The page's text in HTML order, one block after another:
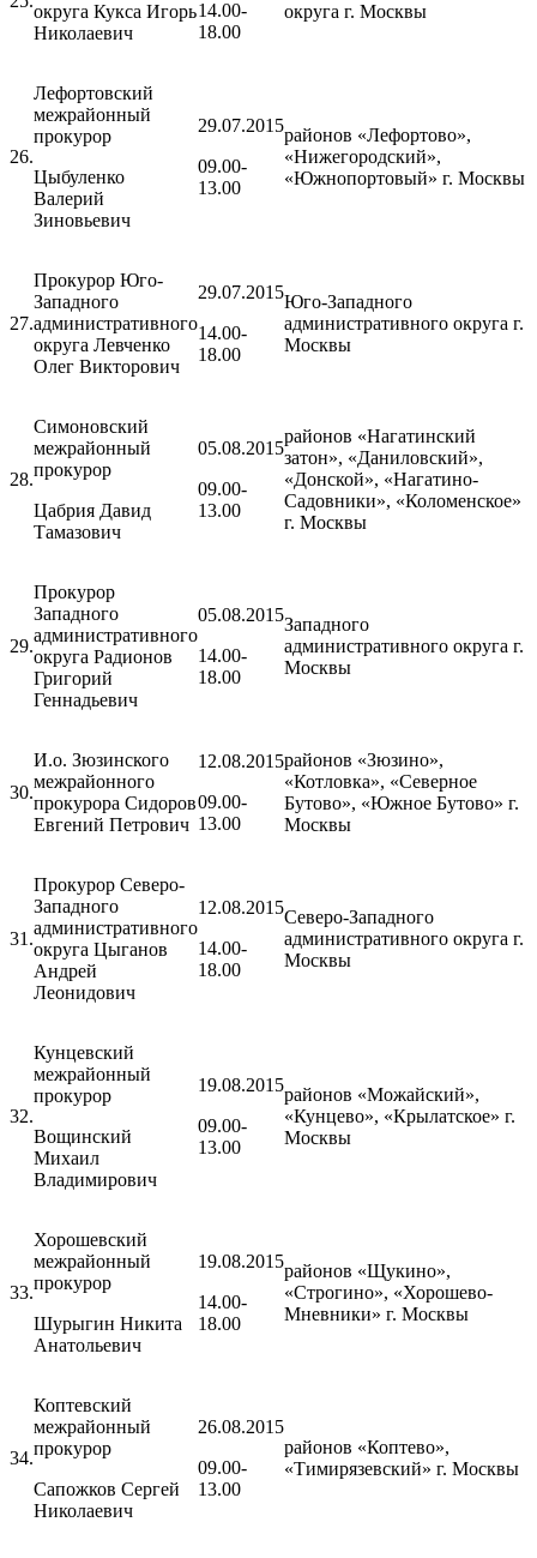
округа Кукса Игорь
Николаевич
14.00-
18.00
округа г. Москвы
26.
Лефортовский
межрайонный
прокурор
Цыбуленко
Валерий
Зиновьевич
29.07.2015
09.00-
13.00
районов «Лефортово»,
«Нижегородский»,
«Южнопортовый» г. Москвы
27.
Прокурор Юго-
Западного
административного
округа Левченко
Олег Викторович
29.07.2015
14.00-
18.00
Юго-Западного
административного округа г.
Москвы
28.
Симоновский
межрайонный
прокурор
Цабрия Давид
Тамазович
05.08.2015
09.00-
13.00
районов «Нагатинский
затон», «Даниловский»,
«Донской», «Нагатино-
Садовники», «Коломенское»
г. Москвы
29.
Прокурор
Западного
административного
округа Радионов
Григорий
Геннадьевич
05.08.2015
14.00-
18.00
Западного
административного округа г.
Москвы
30.
И.о. Зюзинского
межрайонного
прокурора Сидоров
Евгений Петрович
12.08.2015
09.00-
13.00
районов «Зюзино»,
«Котловка», «Северное
Бутово», «Южное Бутово» г.
Москвы
31.
Прокурор Северо-
Западного
административного
округа Цыганов
Андрей
Леонидович
12.08.2015
14.00-
18.00
Северо-Западного
административного округа г.
Москвы
32.
Кунцевский
межрайонный
прокурор
Вощинский
Михаил
Владимирович
19.08.2015
09.00-
13.00
районов «Можайский»,
«Кунцево», «Крылатское» г.
Москвы
33.
Хорошевский
межрайонный
прокурор
Шурыгин Никита
Анатольевич
19.08.2015
14.00-
18.00
районов «Щукино»,
«Строгино», «Хорошево-
Мневники» г. Москвы
34.
Коптевский
межрайонный
прокурор
Сапожков Сергей
Николаевич
26.08.2015
09.00-
13.00
районов «Коптево»,
«Тимирязевский» г. Москвы